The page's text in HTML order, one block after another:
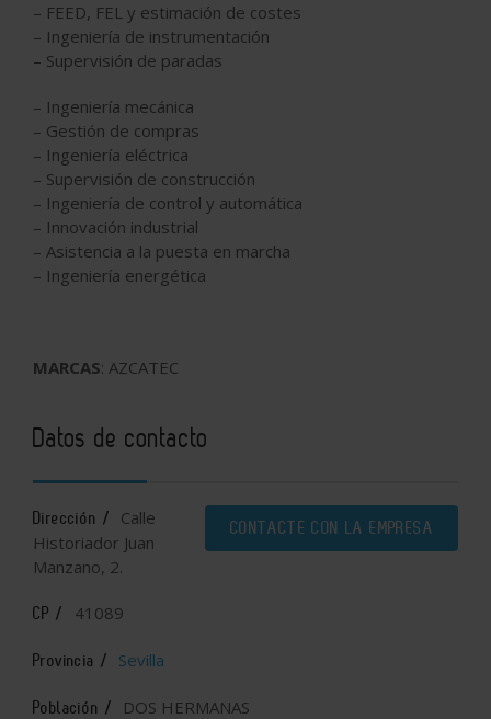
– FEED, FEL y estimación de costes
– Ingeniería de instrumentación
– Supervisión de paradas
– Ingeniería mecánica
– Gestión de compras
– Ingeniería eléctrica
– Supervisión de construcción
– Ingeniería de control y automática
– Innovación industrial
– Asistencia a la puesta en marcha
– Ingeniería energética
MARCAS: AZCATEC
Datos de contacto
CONTACTE CON LA EMPRESA
Dirección /
Calle
Historiador Juan
Manzano, 2.
CP / 41089
Provincia / Sevilla
Población / DOS HERMANAS